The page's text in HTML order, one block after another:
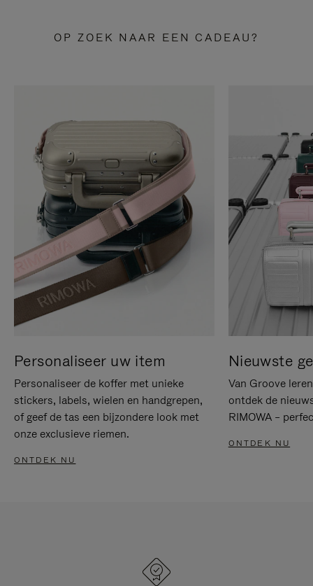
OP ZOEK NAAR EEN CADEAU?
Personaliseer uw item
Personaliseer de koffer met unieke
stickers, labels, wielen en handgrepen,
of geef de tas een bijzondere look met
onze exclusieve riemen.
ONTDEK NU
Nieuwste
Van Groove
ontdek de
RIMOWA –
ONTDEK NU